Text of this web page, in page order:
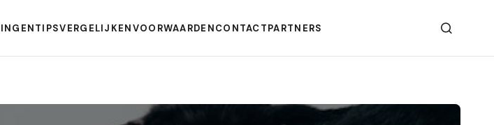
TIPSVERGELIJKENVOORWAARDENCONTACTPARTNERS